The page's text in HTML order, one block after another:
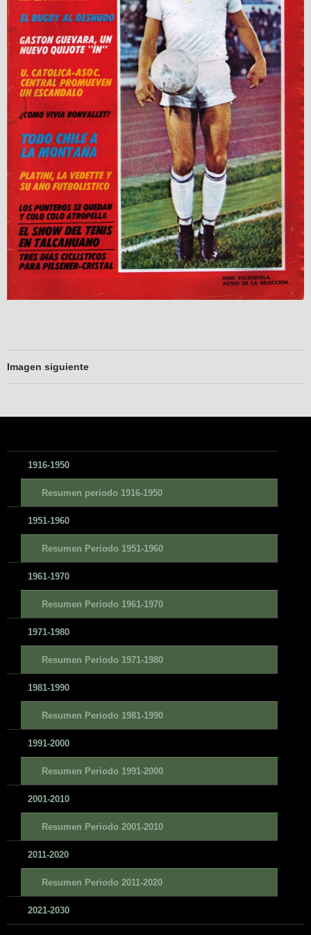
Imagen siguiente
1916-1950
Resumen periodo 1916-1950
1951-1960
Resumen Periodo 1951-1960
1961-1970
Resumen Periodo 1961-1970
1971-1980
Resumen Periodo 1971-1980
1981-1990
Resumen Periodo 1981-1990
1991-2000
Resumen Periodo 1991-2000
2001-2010
Resumen Periodo 2001-2010
2011-2020
Resumen Periodo 2011-2020
2021-2030